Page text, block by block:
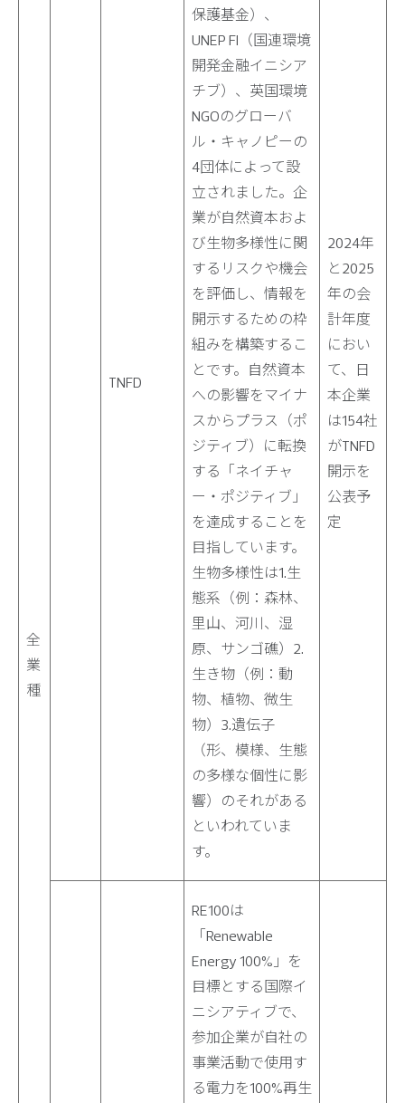
全
業
種
TNFD
保護基金）、
UNEP FI（国連環境
開発金融イニシア
チブ）、英国環境
NGOのグローバ
ル・キャノピーの
4団体によって設
立されました。企
業が自然資本およ
び生物多様性に関
するリスクや機会
を評価し、情報を
開示するための枠
組みを構築するこ
とです。自然資本
への影響をマイナ
スからプラス（ポ
ジティブ）に転換
する「ネイチャ
ー・ポジティブ」
を達成することを
目指しています。
生物多様性は1.生
態系（例：森林、
里山、河川、湿
原、サンゴ礁）2.
生き物（例：動
物、植物、微生
物）3.遺伝子
（形、模様、生態
の多様な個性に影
響）のそれがある
といわれていま
す。
2024年
と2025
年の会
計年度
におい
て、日
本企業
は154社
がTNFD
開示を
公表予
定
RE100は
「Renewable
Energy 100%」を
目標とする国際イ
ニシアティブで、
参加企業が自社の
事業活動で使用す
る電力を100%再生